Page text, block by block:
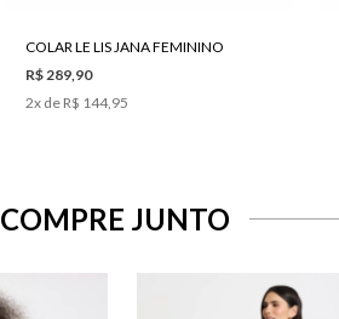
COLAR LE LIS JANA FEMININO
R$ 289,90
2x de R$ 144,95
COMPRE JUNTO